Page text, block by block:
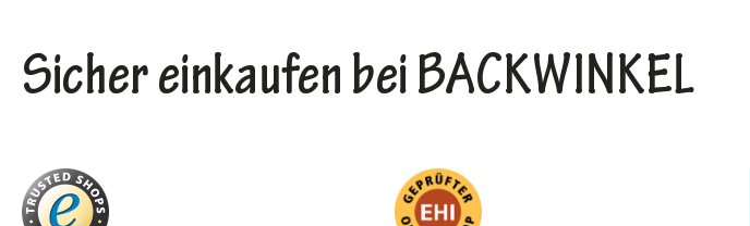
Sicher einkaufen bei BACKWINKEL